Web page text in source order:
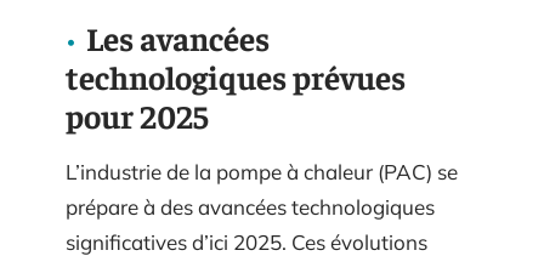
Les avancées
technologiques prévues
pour 2025
L’industrie de la pompe à chaleur (PAC) se
prépare à des avancées technologiques
significatives d’ici 2025. Ces évolutions